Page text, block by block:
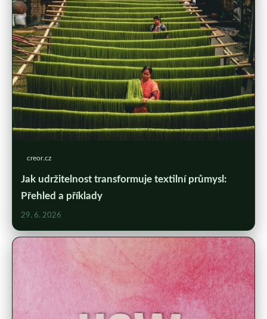
creor.cz
Jak udržitelnost transformuje textilní průmysl:
Přehled a příklady
29. 6. 2026